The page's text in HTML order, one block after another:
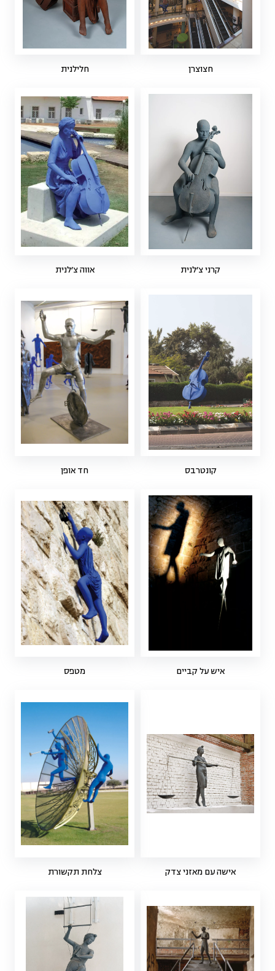
חצוצרן חלילנית
קרני צ׳לנית אווה צ׳לנית
קונטרבס חד אופן
איש על קביים מטפס
אישה עם מאזני צדק צלחת תקשורת